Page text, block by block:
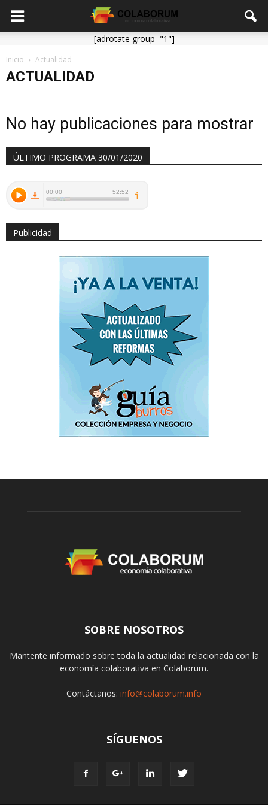
[adrotate group="1"]
Inicio Actualidad
ACTUALIDAD
No hay publicaciones para mostrar
ÚLTIMO PROGRAMA 30/01/2020
Publicidad
SOBRE NOSOTROS
Mantente informado sobre toda la actualidad relacionada con la
economía colaborativa en Colaborum.
Contáctanos: info@colaborum.info
SÍGUENOS